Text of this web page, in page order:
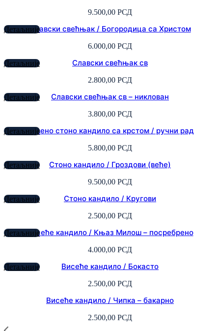
9.500,00 РСД
Славски свећњак / Богородица са Христом
6.000,00 РСД
Детаљније
Славски свећњак св
2.800,00 РСД
Детаљније
Славски свећњак св – никлован
3.800,00 РСД
Детаљније
Дрвено стоно кандило са крстом / ручни рад
5.800,00 РСД
Детаљније
Стоно кандило / Гроздови (веће)
9.500,00 РСД
Детаљније
Стоно кандило / Кругови
2.500,00 РСД
Детаљније
Висеће кандило / Књаз Милош – посребрено
4.000,00 РСД
Детаљније
Висеће кандило / Бокасто
2.500,00 РСД
Детаљније
Висеће кандило / Чипка – бакарно
2.500,00 РСД